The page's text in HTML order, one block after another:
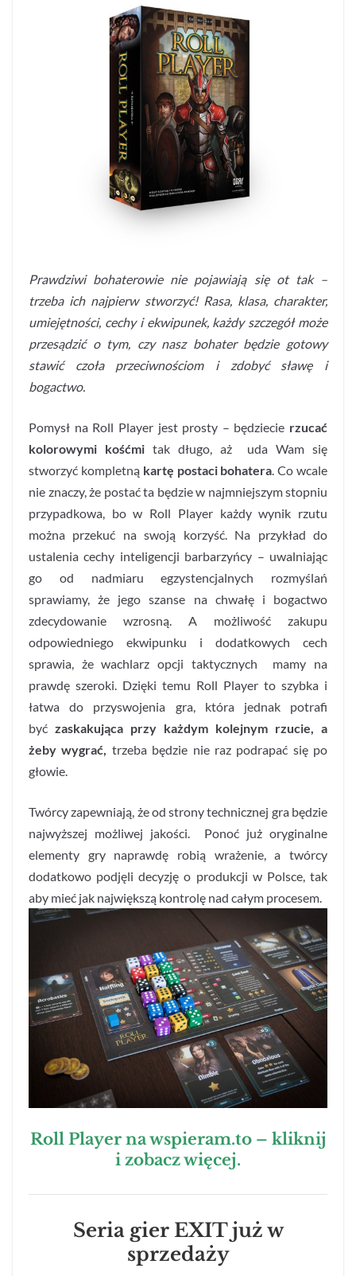
Prawdziwi bohaterowie nie pojawiają się ot tak –
trzeba ich najpierw stworzyć! Rasa, klasa, charakter,
umiejętności, cechy i ekwipunek, każdy szczegół może
przesądzić o tym, czy nasz bohater będzie gotowy
stawić czoła przeciwnościom i zdobyć sławę i
bogactwo.
Pomysł na Roll Player jest prosty – będziecie rzucać
kolorowymi kośćmi tak długo, aż uda Wam się
stworzyć kompletną kartę postaci bohatera. Co wcale
nie znaczy, że postać ta będzie w najmniejszym stopniu
przypadkowa, bo w Roll Player każdy wynik rzutu
można przekuć na swoją korzyść. Na przykład do
ustalenia cechy inteligencji barbarzyńcy – uwalniając
go od nadmiaru egzystencjalnych rozmyślań
sprawiamy, że jego szanse na chwałę i bogactwo
zdecydowanie wzrosną. A możliwość zakupu
odpowiedniego ekwipunku i dodatkowych cech
sprawia, że wachlarz opcji taktycznych mamy na
prawdę szeroki. Dzięki temu Roll Player to szybka i
łatwa do przyswojenia gra, która jednak potrafi
być zaskakująca przy każdym kolejnym rzucie, a
żeby wygrać, trzeba będzie nie raz podrapać się po
głowie.
Twórcy zapewniają, że od strony technicznej gra będzie
najwyższej możliwej jakości. Ponoć już oryginalne
elementy gry naprawdę robią wrażenie, a twórcy
dodatkowo podjęli decyzję o produkcji w Polsce, tak
aby mieć jak największą kontrolę nad całym procesem.
Roll Player na wspieram.to – kliknij
i zobacz więcej.
Seria gier EXIT już w
sprzedaży